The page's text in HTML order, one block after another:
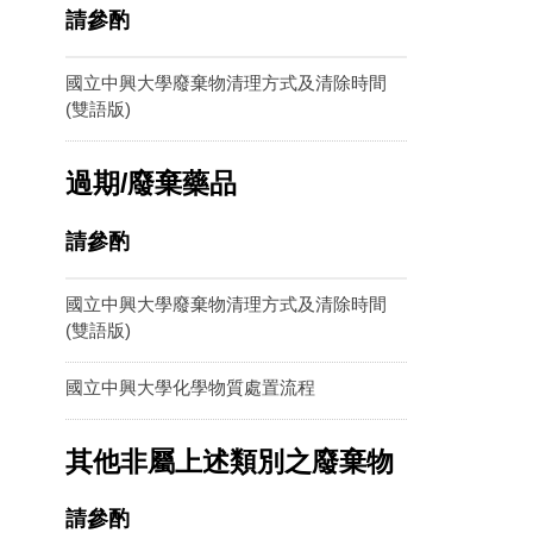
請參酌
國立中興大學廢棄物清理方式及清除時間
(雙語版)
過期/廢棄藥品
請參酌
國立中興大學廢棄物清理方式及清除時間
(雙語版)
國立中興大學化學物質處置流程
其他非屬上述類別之廢棄物
請參酌